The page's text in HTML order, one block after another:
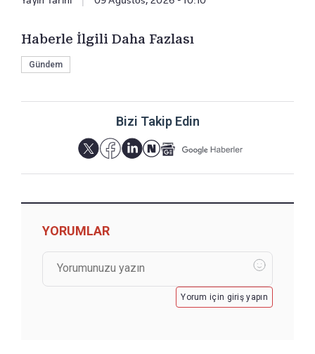
Haberle İlgili Daha Fazlası
Gündem
Bizi Takip Edin
YORUMLAR
Yorum için giriş yapın